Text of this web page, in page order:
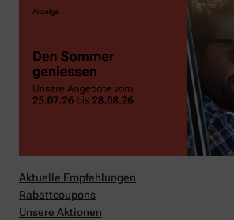
Aktuelle Empfehlungen
Rabattcoupons
Unsere Aktionen